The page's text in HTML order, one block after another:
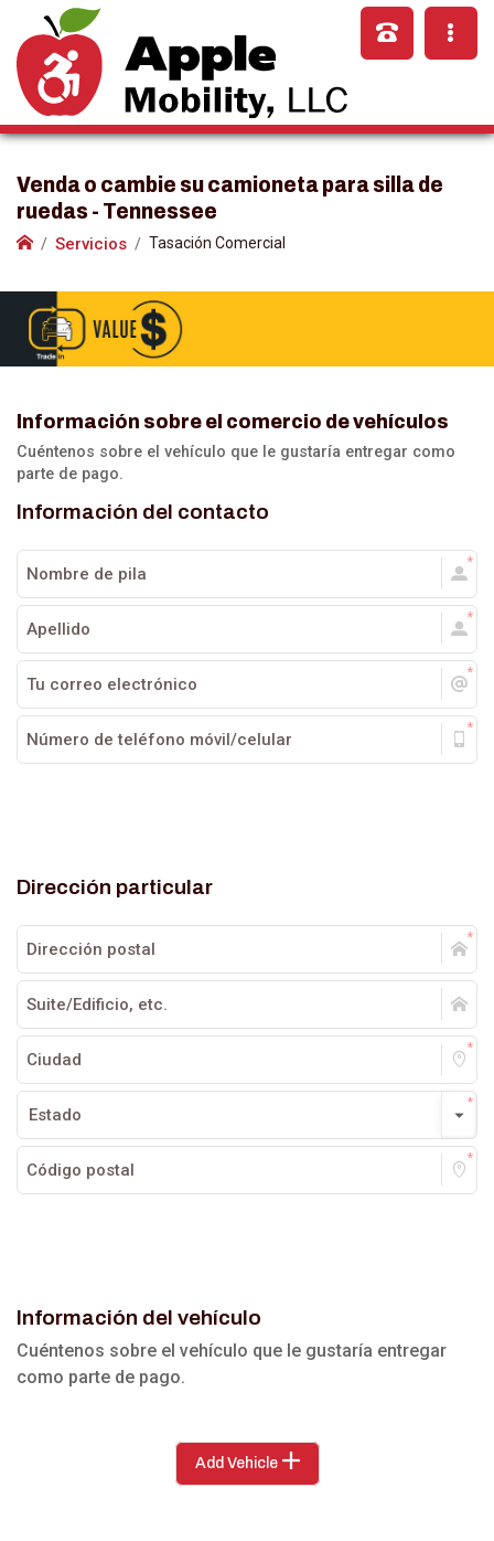
Venda o cambie su camioneta para silla de
ruedas - Tennessee
Servicios Tasación Comercial
Información sobre el comercio de vehículos
Cuéntenos sobre el vehículo que le gustaría entregar como
parte de pago.
Información del contacto
Dirección particular
Información del vehículo
Cuéntenos sobre el vehículo que le gustaría entregar
como parte de pago.
Add Vehicle